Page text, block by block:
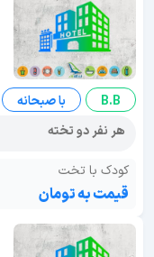
B.B
با صبحانه
هر نفر دو تخته
کودک با تخت
قیمت به تومان